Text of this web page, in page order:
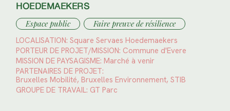
HOEDEMAEKERS
Espace public
Faire preuve de résilience
LOCALISATION: Square Servaes Hoedemaekers
PORTEUR DE PROJET/MISSION: Commune d'Evere
MISSION DE PAYSAGISME: Marché à venir
PARTENAIRES DE PROJET:
Bruxelles Mobilité, Bruxelles Environnement, STIB
GROUPE DE TRAVAIL: GT Parc